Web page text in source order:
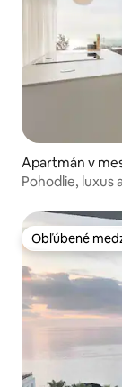
Apartmán v
Pohodlie, luxus
Obľúbené
Obľúbené